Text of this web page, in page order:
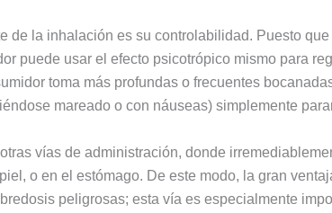
de la inhalación es su controlabilidad. Puesto
puede usar el efecto psicotrópico mismo para
toma más profundas o frecuentes
mareado o con náuseas) simplemente
vías de administración, donde
o en el estómago. De este modo, la gran
peligrosas; esta vía es especialmente